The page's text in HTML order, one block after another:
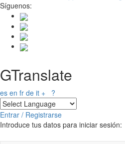
Síguenos:
GTranslate
es en fr de it + ?
Entrar / Registrarse
Introduce tus datos para iniciar sesión: